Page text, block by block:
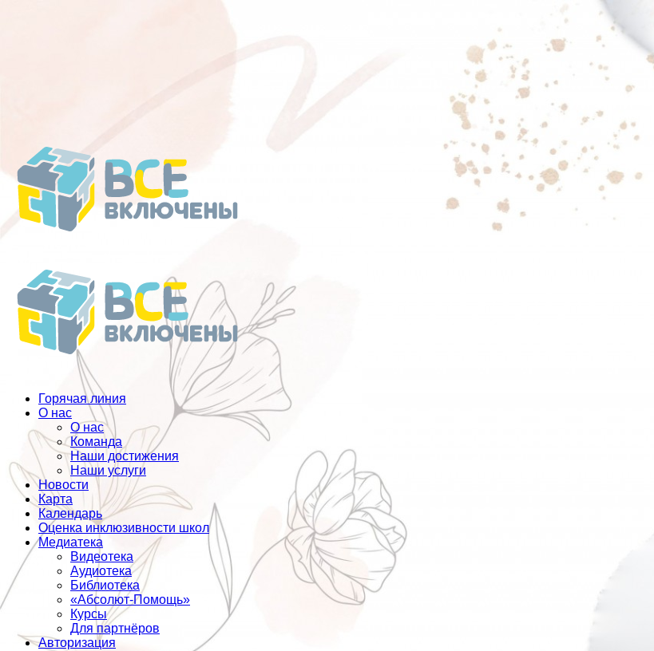
Горячая линия
О нас
О нас
Команда
Наши достижения
Наши услуги
Новости
Карта
Календарь
Оценка инклюзивности школ
Медиатека
Видеотека
Аудиотека
Библиотека
«Абсолют-Помощь»
Курсы
Для партнёров
Авторизация